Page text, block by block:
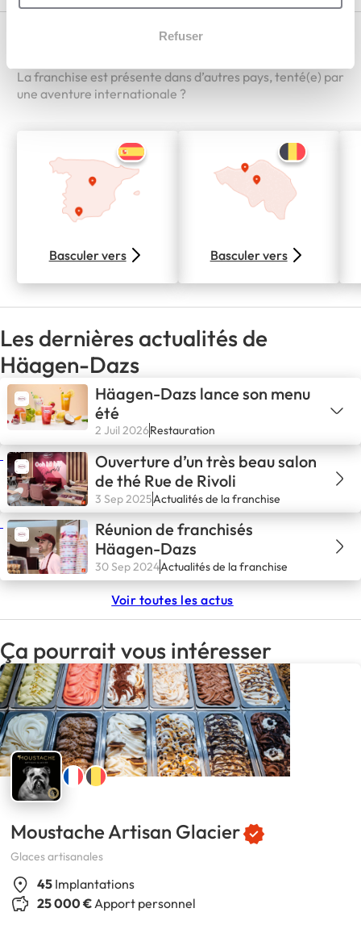
Refuser
La franchise est présente dans d’autres pays, tenté(e) par
une aventure internationale ?
Basculer vers Basculer vers
Les dernières actualités de
Häagen-Dazs
Häagen-Dazs lance son menu
été
2 Juil 2026Restauration
Ouverture d’un très beau salon
de thé Rue de Rivoli
3 Sep 2025Actualités de la franchise
Réunion de franchisés
Häagen-Dazs
30 Sep 2024Actualités de la franchise
Voir toutes les actus
Ça pourrait vous intéresser
Moustache Artisan Glacier
Glaces artisanales
45 Implantations
25 000 €Apport personnel